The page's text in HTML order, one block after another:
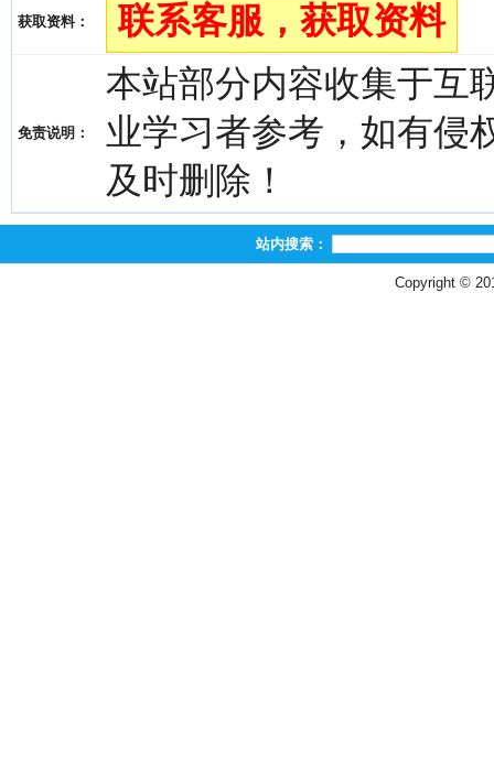
获取资料： 联系客服，获取资料
免责说明：
本站部分内容收集于互
业学习者参考，如有侵
及时删除！
站内搜索：
Copyright ©